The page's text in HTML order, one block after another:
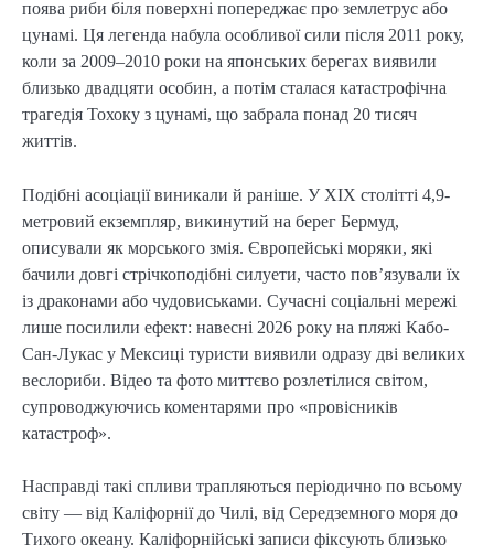
поява риби біля поверхні попереджає про землетрус або
цунамі. Ця легенда набула особливої сили після 2011 року,
коли за 2009–2010 роки на японських берегах виявили
близько двадцяти особин, а потім сталася катастрофічна
трагедія Тохоку з цунамі, що забрала понад 20 тисяч
життів.
Подібні асоціації виникали й раніше. У XIX столітті 4,9-
метровий екземпляр, викинутий на берег Бермуд,
описували як морського змія. Європейські моряки, які
бачили довгі стрічкоподібні силуети, часто пов’язували їх
із драконами або чудовиськами. Сучасні соціальні мережі
лише посилили ефект: навесні 2026 року на пляжі Кабо-
Сан-Лукас у Мексиці туристи виявили одразу дві великих
веслориби. Відео та фото миттєво розлетілися світом,
супроводжуючись коментарями про «провісників
катастроф».
Насправді такі спливи трапляються періодично по всьому
світу — від Каліфорнії до Чилі, від Середземного моря до
Тихого океану. Каліфорнійські записи фіксують близько